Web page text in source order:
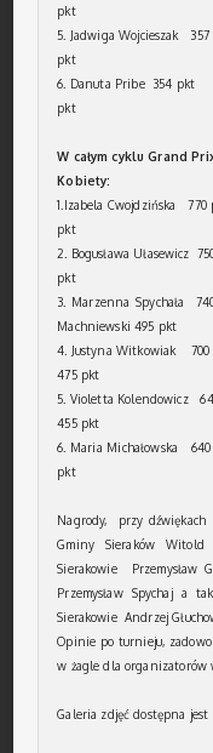
pkt
5. Jadwiga
pkt
6. Danuta Pribe
pkt
W całym cyklu Grand
1.Izabela
pkt
2. Bogusława
pkt
3. Marzenna
Machniewski 495 pkt
4. Justyna
475 pkt
5. Violetta
455 pkt
6. Maria
pkt
Nagrody, przy
Gminy Sieraków Witold
Sierakowie Przemysław
Przemysław Spychaj a
Sierakowie Andrzej
Opinie po turnieju,
w żagle dla organizatorów
Galeria zdjęć dostępna jest